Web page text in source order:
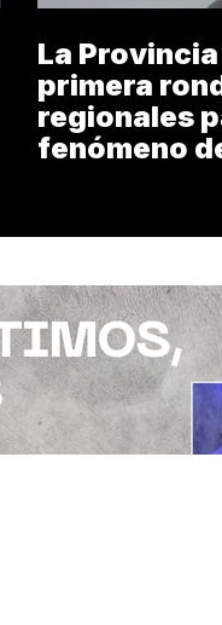
La
primera
regionales
fenómeno